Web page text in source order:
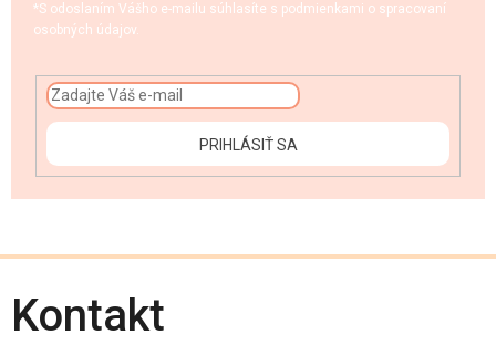
*S odoslaním Vášho e-mailu súhlasíte s podmienkami o spracovaní
osobných údajov.
PRIHLÁSIŤ SA
Kontakt